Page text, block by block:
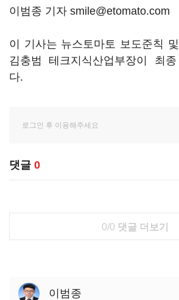
이범종 기자 smile@etomato.com
이 기사는 뉴스토마토 보도준칙
김충범 테크지식산업부장이 최종
다.
댓글 0
0/0 댓글 더보기
이범종